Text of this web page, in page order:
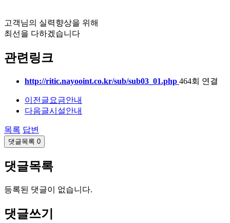
고객님의 실력향상을 위해
최선을 다하겠습니다
관련링크
http://ritic.nayooint.co.kr/sub/sub03_01.php 464회 연결
이전글요금안내
다음글시설안내
목록 답변
댓글목록 0
댓글목록
등록된 댓글이 없습니다.
댓글쓰기